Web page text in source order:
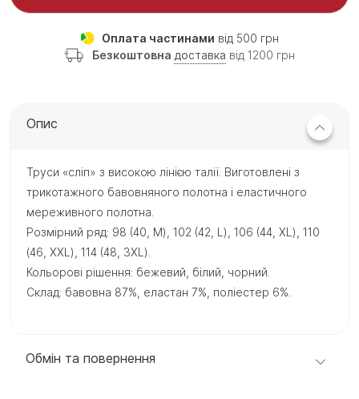
Оплата частинами від 500 грн
Безкоштовна доставка від 1200 грн
Опис
Труси «сліп» з високою лінією талії. Виготовлені з
трикотажного бавовняного полотна і еластичного
мереживного полотна.
Розмірний ряд: 98 (40, M), 102 (42, L), 106 (44, XL), 110
(46, XXL), 114 (48, 3XL).
Кольорові рішення: бежевий, білий, чорний.
Склад: бавовна 87%, еластан 7%, поліестер 6%.
Обмін та повернення